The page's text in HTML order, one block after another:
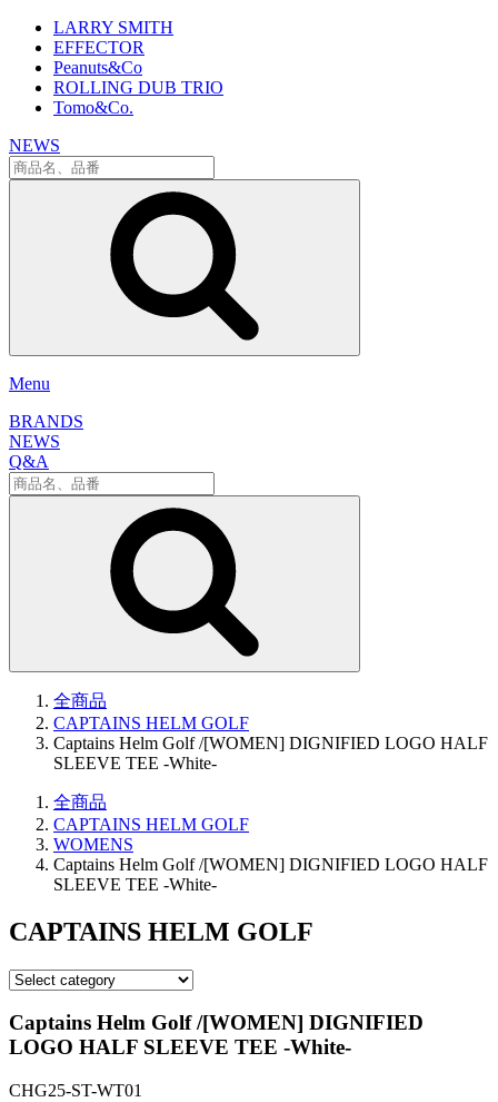
LARRY SMITH
EFFECTOR
Peanuts&Co
ROLLING DUB TRIO
Tomo&Co.
NEWS
Menu
BRANDS
NEWS
Q&A
全商品
CAPTAINS HELM GOLF
Captains Helm Golf /[WOMEN] DIGNIFIED LOGO HALF
SLEEVE TEE -White-
全商品
CAPTAINS HELM GOLF
WOMENS
Captains Helm Golf /[WOMEN] DIGNIFIED LOGO HALF
SLEEVE TEE -White-
CAPTAINS HELM GOLF
Captains Helm Golf /[WOMEN] DIGNIFIED
LOGO HALF SLEEVE TEE -White-
CHG25-ST-WT01